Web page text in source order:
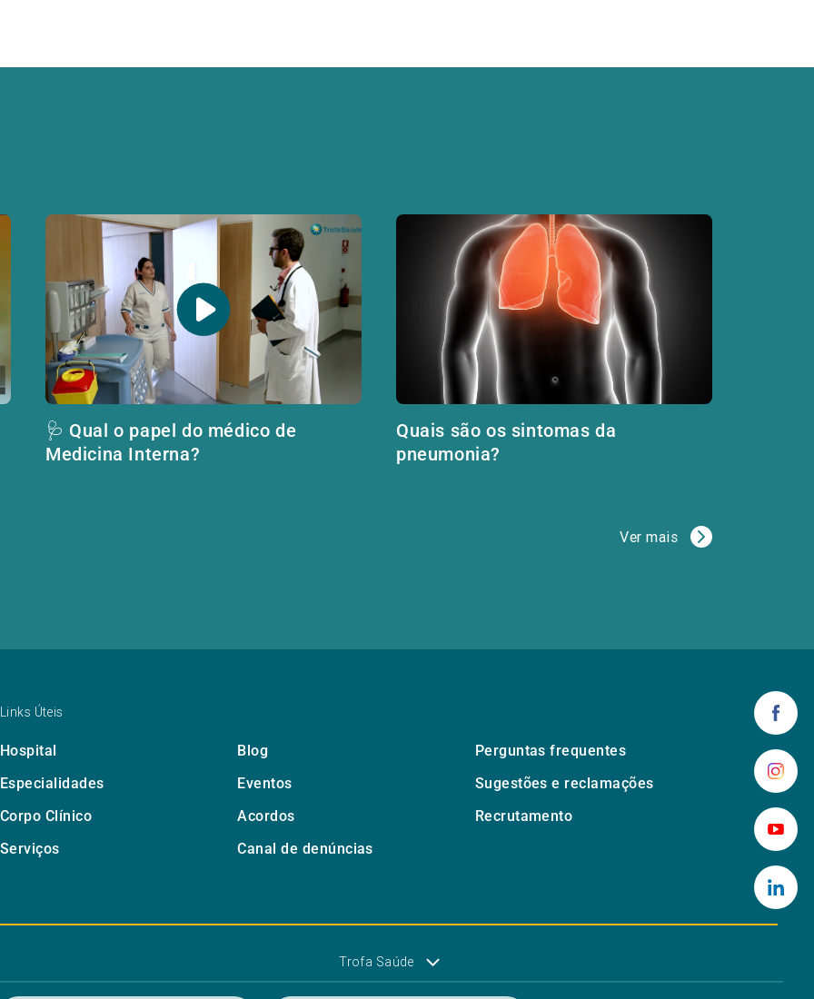
🩺 Qual o papel do médico de
Medicina Interna?
Quais são os sintomas da
pneumonia?
Ver mais
Links Úteis
Hospital Blog
Perguntas frequentes
Especialidades
Eventos
Sugestões e reclamações
Corpo Clínico
Acordos
Recrutamento
Serviços
Canal de denúncias
Trofa Saúde